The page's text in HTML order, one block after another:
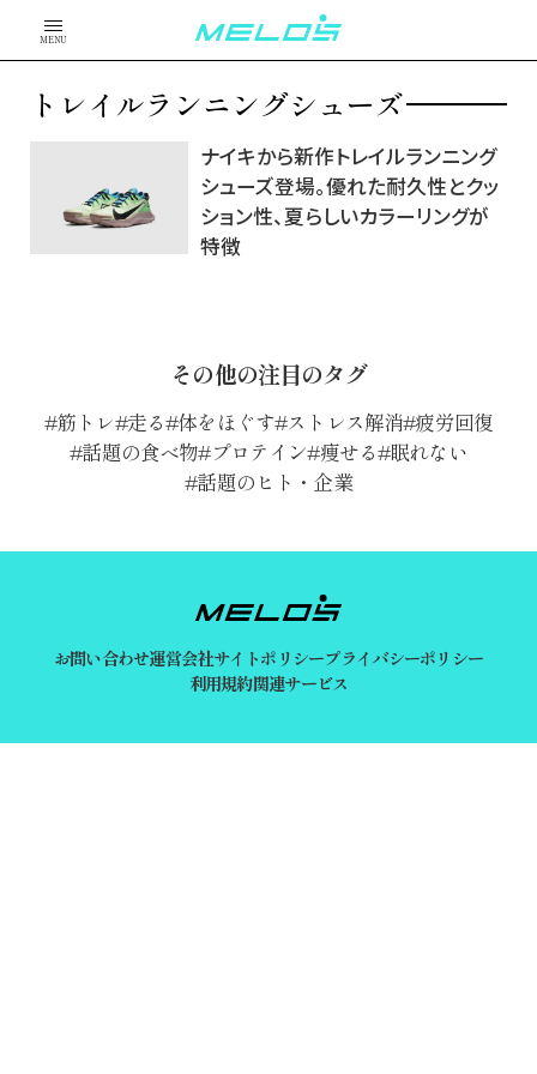
MENU
トレイルランニングシューズ
ナイキから新作トレイルランニング
シューズ登場。優れた耐久性とクッ
ション性、夏らしいカラーリングが
特徴
その他の注目のタグ
筋トレ 走る 体をほぐす ストレス解消 疲労回復
話題の食べ物 プロテイン 痩せる 眠れない
話題のヒト・企業
お問い合わせ運営会社サイトポリシープライバシーポリシー
利用規約関連サービス